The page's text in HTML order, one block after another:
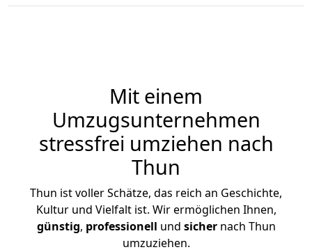
Mit einem
Umzugsunternehmen
stressfrei umziehen nach
Thun
Thun ist voller Schätze, das reich an Geschichte,
Kultur und Vielfalt ist. Wir ermöglichen Ihnen,
günstig, professionell und sichernach Thun
umzuziehen.